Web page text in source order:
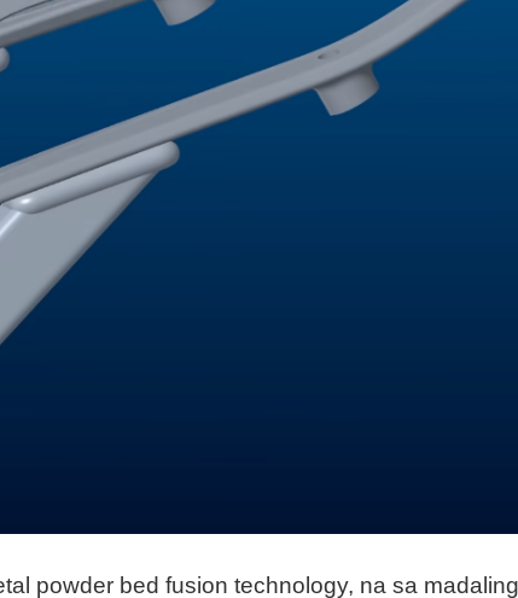
powder bed fusion technology, na sa